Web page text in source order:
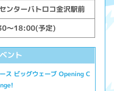
ンターバトロコ金沢駅前
～18:00(予定)
ント
ス ビッグウェーブ Opening C